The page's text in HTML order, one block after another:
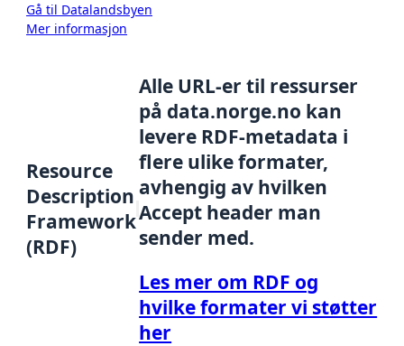
Gå til Datalandsbyen
Mer informasjon
Resource
Description
Framework
(RDF)
Alle URL-er til ressurser
på data.norge.no kan
levere RDF-metadata i
flere ulike formater,
avhengig av hvilken
Accept header man
sender med.
Les mer om RDF og
hvilke formater vi støtter
her